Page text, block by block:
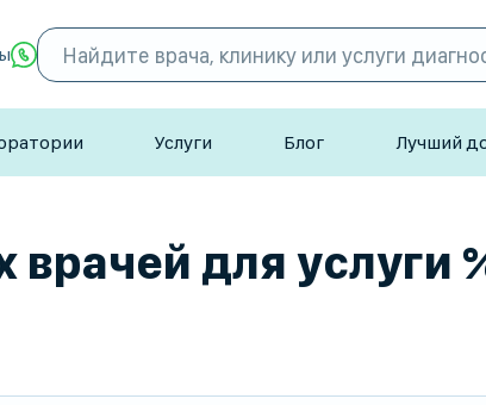
Услуги Блог Лучший
для услуги